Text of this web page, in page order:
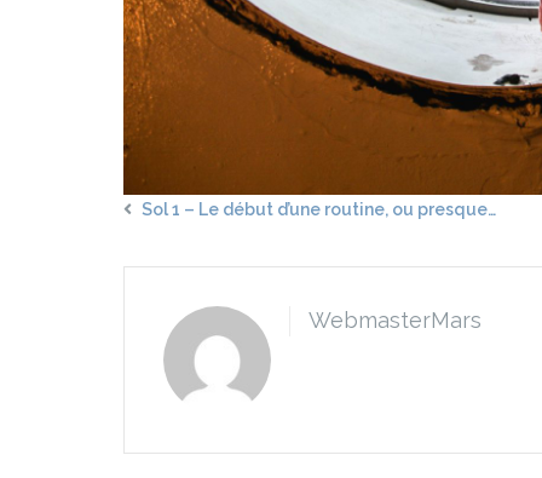
Sol 1 – Le début d’une routine, ou presque…
WebmasterMars